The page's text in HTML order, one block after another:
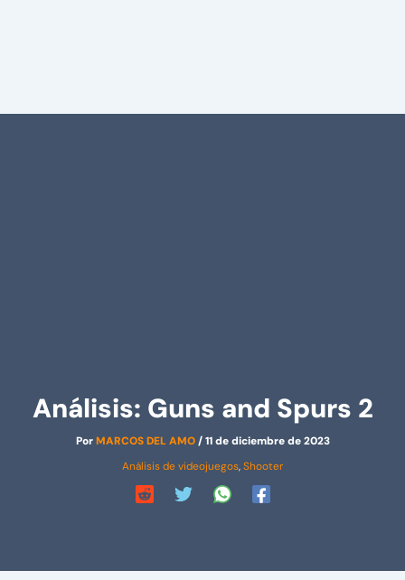
Análisis: Guns and Spurs 2
PorMARCOS DEL AMO/11 de diciembre de 2023
Análisis de videojuegos,Shooter